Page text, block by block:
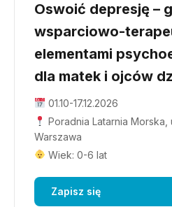
Oswoić depresję –
wsparciowo-
elementami
dla matek i ojców
01.10-17.12.2026
Poradnia Latarnia Morska,
Warszawa
Wiek: 0-6 lat
Zapisz się